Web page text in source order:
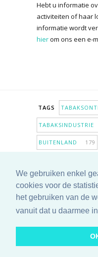
We gebruiken enkel
cookies voor de
het gebruiken van de
vanuit dat u daarmee
Hebt u informatie
activiteiten of haar
informatie wordt
hierom ons een e-
TAGS
TABAKSINDUSTRIE
BUITENLAND 179
ANTIROOKBELEID
MEER TAGS TONEN
Copyright © 2025